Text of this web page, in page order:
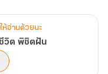
ห้อ่านด้วยนะ
วิต พิชิตฝัน